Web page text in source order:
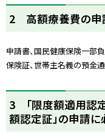
ッ
に
戻
2 高額療養費の申
申請書、国民健康保険一部
保険証、世帯主名義の預金
ッ
プ
3 「限度額適用認定
額認定証」の申請